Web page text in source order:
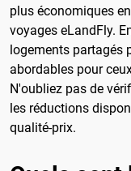
plus économiques
voyages eLandFly.
logements partagés
abordables pour
N'oubliez pas de
les réductions
qualité-prix.